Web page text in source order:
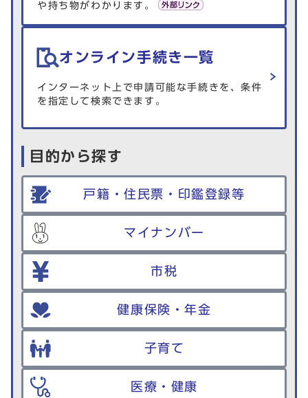
や持ち物がわかります。
オンライン手続き一覧
インターネット上で申請可能な手続きを、条件
を指定して検索できます。
目的から探す
戸籍・住民票・印鑑登録等
マイナンバー
市税
健康保険・年金
子育て
医療・健康